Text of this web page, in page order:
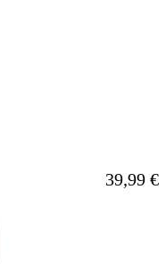
Ab
39,99 €